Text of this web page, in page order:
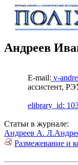
Андреев
E-mail: v-
ассистент,
elibrary_id:
Статьи в журнале:
Андреев А. Л.
Размежевание и